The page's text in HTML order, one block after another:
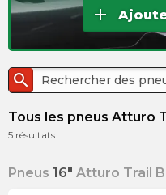
add
search
Tous les pneus Atturo
5 résultats
Pneus 16" Atturo Trail